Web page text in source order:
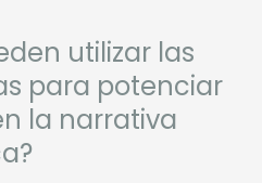
utilizar las
para potenciar
la narrativa